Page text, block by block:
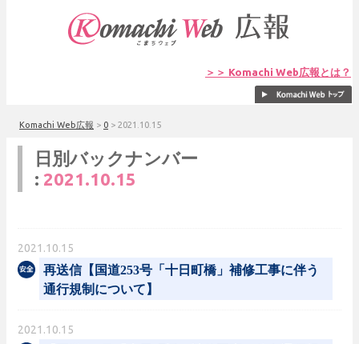
＞＞ Komachi Web広報とは？
Komachi Web広報 > 0 > 2021.10.15
日別バックナンバー
: 2021.10.15
2021.10.15
再送信【国道253号「十日町橋」補修工事に伴う
通行規制について】
2021.10.15